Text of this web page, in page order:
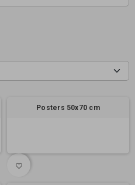
Posters 50x70 cm
favorite_border